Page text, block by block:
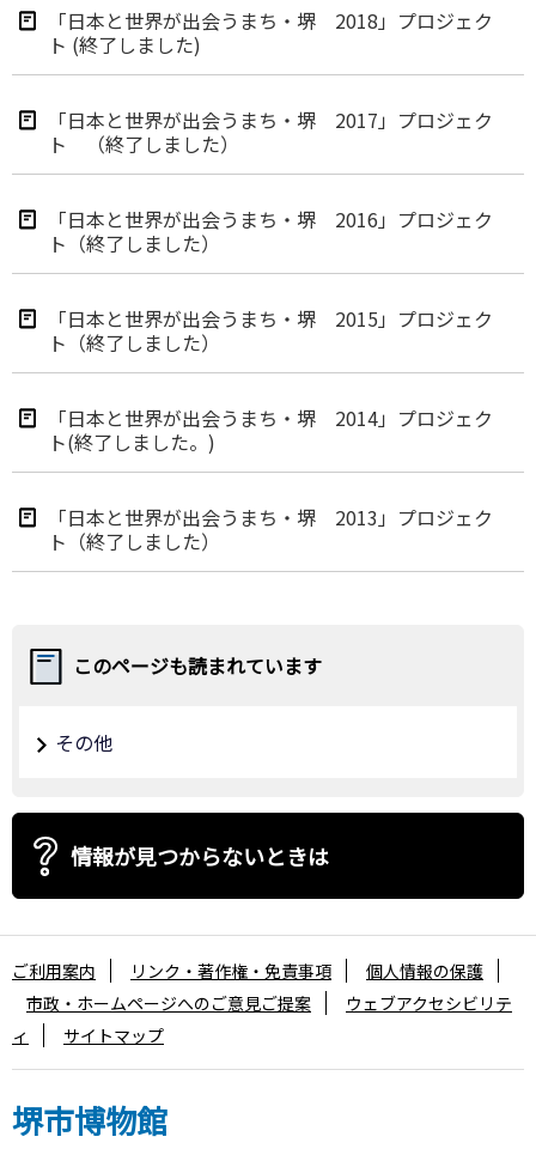
「日本と世界が出会うまち・堺 2018」プロジェク
ト (終了しました)
「日本と世界が出会うまち・堺 2017」プロジェク
ト （終了しました）
「日本と世界が出会うまち・堺 2016」プロジェク
ト（終了しました）
「日本と世界が出会うまち・堺 2015」プロジェク
ト（終了しました）
「日本と世界が出会うまち・堺 2014」プロジェク
ト(終了しました。)
「日本と世界が出会うまち・堺 2013」プロジェク
ト（終了しました）
このページも読まれています
その他
情報が見つからないときは
堺市博物館
ご利用案内 リンク・著作権・免責事項
個人情報の保護
市政・ホームページへのご意見ご提案
ウェブアクセシビリテ
ィ
サイトマップ